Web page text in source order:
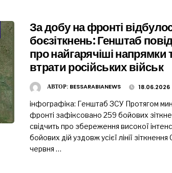
За добу на фронті
боєзіткнень: Генштаб
про найгарячіші напрямки
втрати російських військ
АВТОР: BESSARABIANEWS 18.06.2026
інфографіка: Генштаб ЗСУ Протягом
фронті зафіксовано 259 бойових
свідчить про збереження високої
бойових дій уздовж усієї лінії
червня …